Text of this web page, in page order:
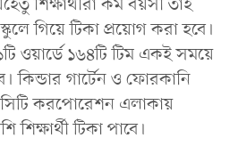
শিক্ষার্থীরা কম বয়সী তাই
গিয়ে টিকা প্রয়োগ করা হবে।
ওয়ার্ডে ১৬৪টি টিম একই সময়ে
কিন্ডার গার্টেন ও ফোরকানি
সিটি করপোরেশন এলাকায়
টিকা পাবে।